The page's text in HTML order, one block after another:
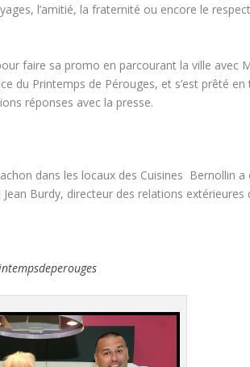
l’amitié, la fraternité ou encore le
faire sa promo en parcourant la ville avec
du Printemps de Pérouges, et s’est prêté en
réponses avec la presse.
dans les locaux des Cuisines Bernollin a
Burdy, directeur des relations extérieures